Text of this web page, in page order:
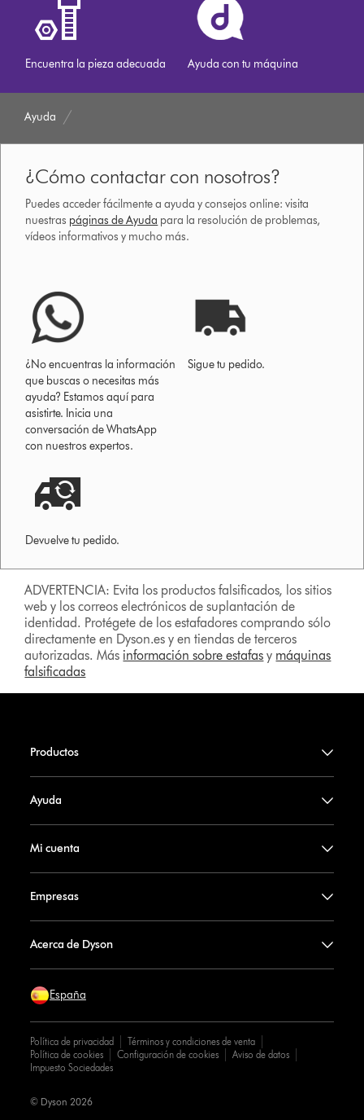
Encuentra la pieza adecuada Ayuda con tu máquina
Ayuda
¿Cómo contactar con nosotros?
Puedes acceder fácilmente a ayuda y consejos online: visita
nuestras páginas de Ayuda para la resolución de problemas,
vídeos informativos y mucho más.
¿No encuentras la información
que buscas o necesitas más
ayuda? Estamos aquí para
asistirte. Inicia una
conversación de WhatsApp
con nuestros expertos.
Sigue tu pedido.
Devuelve tu pedido.
ADVERTENCIA: Evita los productos falsificados, los sitios
web y los correos electrónicos de suplantación de
identidad. Protégete de los estafadores comprando sólo
directamente en Dyson.es y en tiendas de terceros
autorizadas. Más información sobre estafas y máquinas
falsificadas
Productos
Ayuda
Mi cuenta
Empresas
Acerca de Dyson
España
Política de privacidad
Términos y condiciones de venta
Política de cookies
Configuración de cookies
Aviso de datos
Impuesto Sociedades
© Dyson 2026